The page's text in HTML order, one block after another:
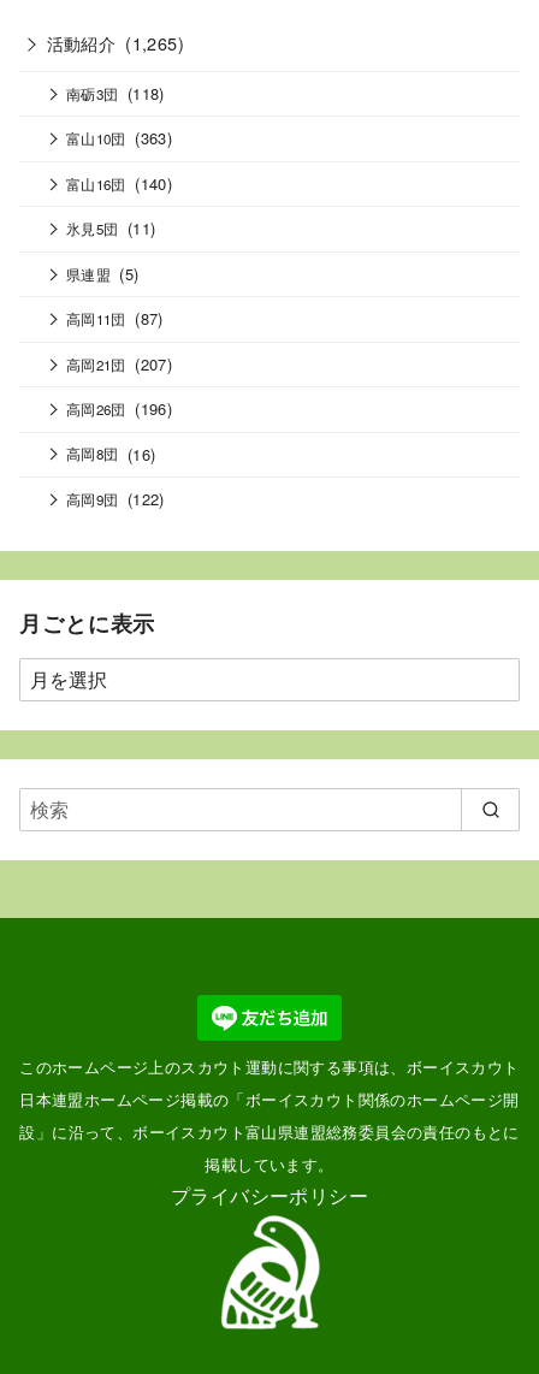
活動紹介 (1,265)
南砺3団 (118)
富山10団 (363)
富山16団 (140)
氷見5団 (11)
県連盟 (5)
高岡11団 (87)
高岡21団 (207)
高岡26団 (196)
高岡8団 (16)
高岡9団 (122)
月ごとに表示
月
ご
と
表
示
このホームページ上のスカウト運動に関する事項は、ボーイスカウト
日本連盟ホームページ掲載の「ボーイスカウト関係のホームページ開
設 」に沿って、ボーイスカウト富山県連盟総務委員会の責任のもとに
掲載しています。
プライバシーポリシー